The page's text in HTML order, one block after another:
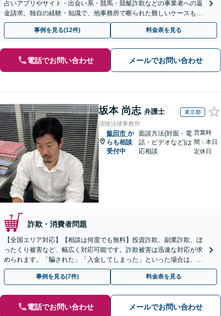
占いアプリやサイト・出会い系・競馬・競艇詐欺などの事業者への返
金請求。独自の経験・知識で、他事務所で断られた難しいケースも解
決に導いた実績あり。まずはお気軽にご相談ください
事例を見る(12件) 料金表を見る
電話でお問い合わせ メールでお問い合わせ
坂本 尚志 弁護士 東京都
清陵法律事務所
飯田市 か
らも相談
受付中
面談方法(対面・電
話・ビデオなど)は
応相談
営業時
間：本日
定休日
詐欺・消費者問題
【全国エリア対応】【相談は何度でも無料】投資詐欺、副業詐欺、ぼ
ったくり被害など、幅広く対応可能です。詐欺被害は迅速な対応が求
められます。「騙された」「入金してしまった」といった場合は、お
早めにご相談ください。【電話・メール・WEB相談可】
事例を見る(7件) 料金表を見る
電話でお問い合わせ メールでお問い合わせ